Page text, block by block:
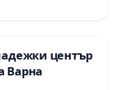
център
Варна